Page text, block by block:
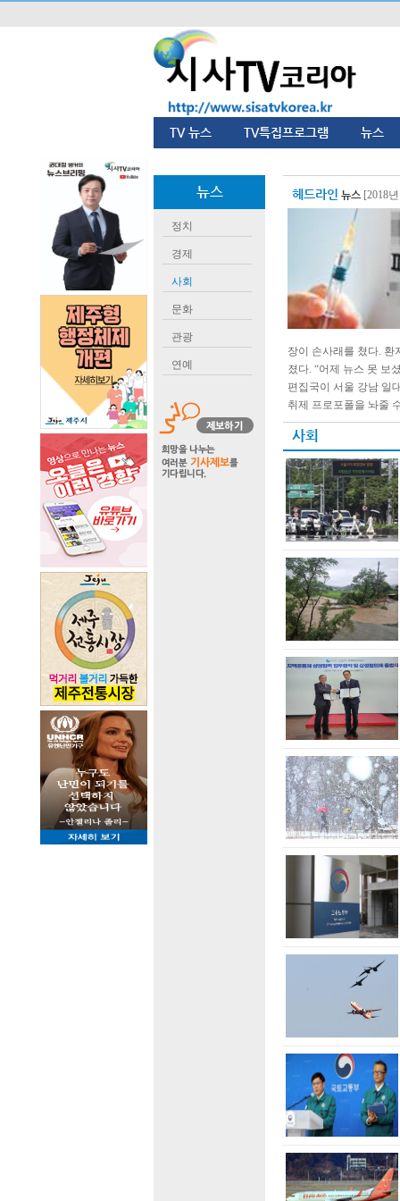
TV 뉴스 TV특집프로그램 뉴스
뉴스
정치
경제
사회
문화
관광
연예
헤드라인 뉴스 [2018
장이 손사래를 쳤다. 환
졌다. “어제 뉴스 못 보
편집국이 서울 강남 일
취제 프로포폴을 놔줄
사회